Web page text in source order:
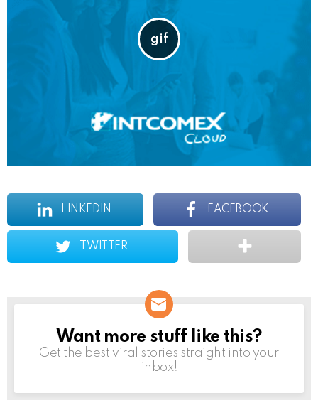
LINKEDIN FACEBOOK
TWITTER
NEWSLETTER
Want more stuff like this?
Get the best viral stories straight into your
inbox!